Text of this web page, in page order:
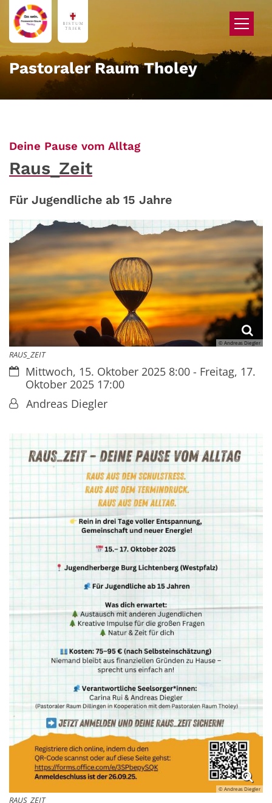
Zum Inhalt springen
Pastoraler Raum Tholey
Deine Pause vom Alltag:
Raus_Zeit
Für Jugendliche ab 15 Jahre
© Andreas Diegler
RAUS_ZEIT
Datum:
Mittwoch, 15. Oktober 2025 8:00 - Freitag, 17.
Oktober 2025 17:00
Von:Andreas Diegler
© Andreas Diegler
RAUS_ZEIT